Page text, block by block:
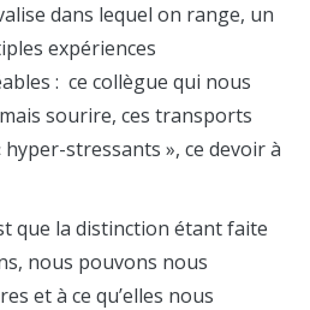
dans lequel on range, un
expériences
: ce collègue qui nous
sourire, ces transports
stressants », ce devoir à
que la distinction étant faite
nous pouvons nous
et à ce qu’elles nous